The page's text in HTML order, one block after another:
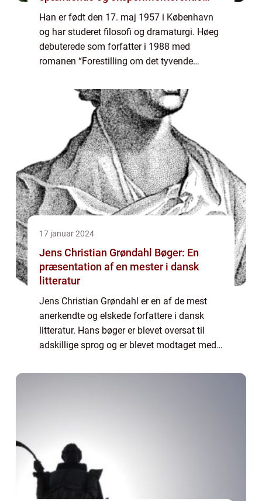
romaner
Han er født den 17. maj 1957 i København
og har studeret filosofi og dramaturgi. Høeg
debuterede som forfatter i 1988 med
romanen “Forestilling om det tyvende
opmærksomhed både i Danmark og intern...
17 januar 2024
Jens Christian Grøndahl Bøger: En
præsentation af en mester i dansk
litteratur
Jens Christian Grøndahl er en af de mest
anerkendte og elskede forfattere i dansk
litteratur. Hans bøger er blevet oversat til
adskillige sprog og er blevet modtaget med
Grøndahls forfatterskab er præget af en ...